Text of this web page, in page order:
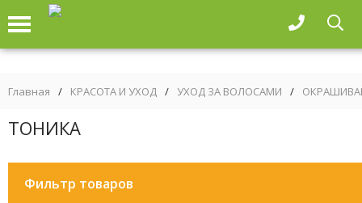
Главная / КРАСОТА И УХОД / УХОД ЗА ВОЛОСАМИ /
ТОНИКА
Фильтр товаров